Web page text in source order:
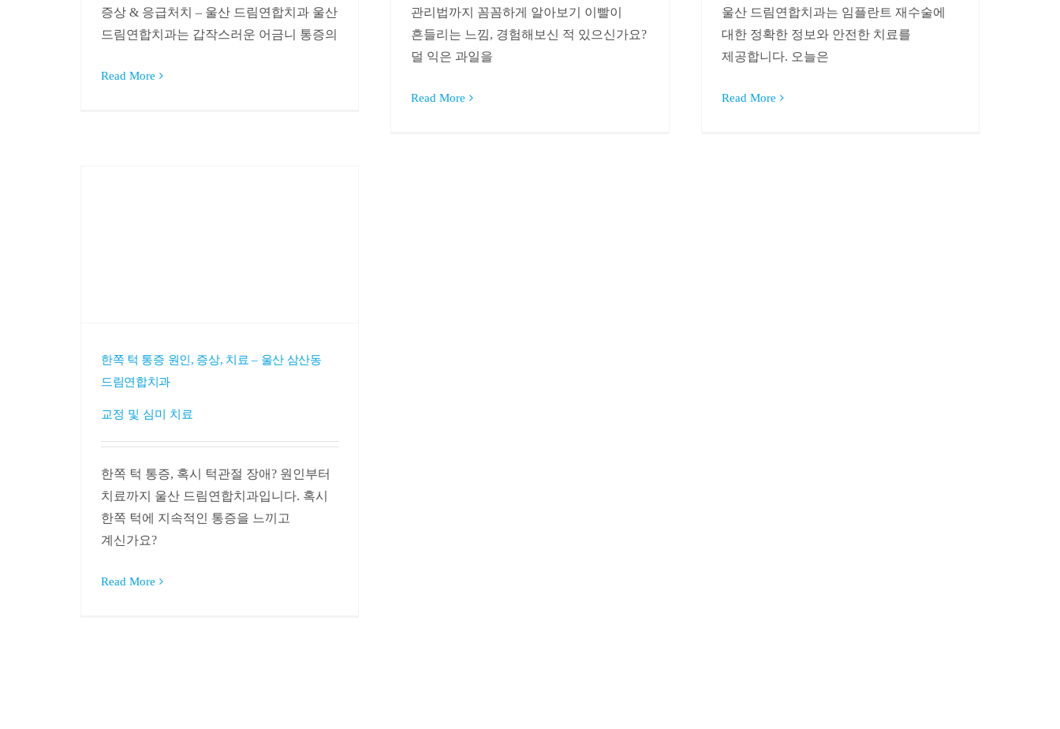
증상 & 응급처치 – 울산 드림연합치과 울산
드림연합치과는 갑작스러운 어금니 통증의
Read More
관리법까지 꼼꼼하게 알아보기 이빨이
흔들리는 느낌, 경험해보신 적 있으신가요?
덜 익은 과일을
Read More
울산 드림연합치과는 임플란트 재수술에
대한 정확한 정보와 안전한 치료를
제공합니다. 오늘은
Read More
한쪽 턱 통증 원인, 증상, 치료 – 울산 삼산동
드림연합치과
교정 및 심미 치료
한쪽 턱 통증, 혹시 턱관절 장애? 원인부터
치료까지 울산 드림연합치과입니다. 혹시
한쪽 턱에 지속적인 통증을 느끼고
계신가요?
Read More